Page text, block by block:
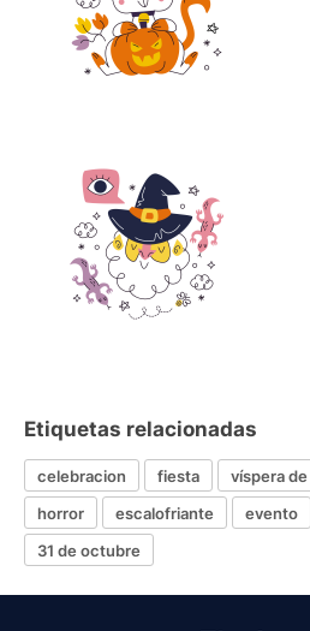
Etiquetas relacionadas
celebracion fiesta
víspera
horror
escalofriante evento
31 de octubre